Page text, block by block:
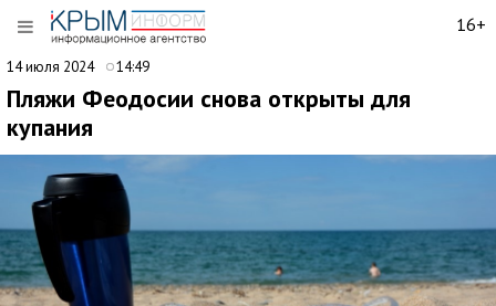
16+
14 июля 2024 14:49
Пляжи Феодосии снова открыты для
купания